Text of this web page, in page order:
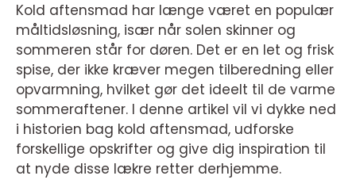
Kold aftensmad har længe været en populær
måltidsløsning, især når solen skinner og
sommeren står for døren. Det er en let og frisk
spise, der ikke kræver megen tilberedning eller
opvarmning, hvilket gør det ideelt til de varme
sommeraftener. I denne artikel vil vi dykke ned
i historien bag kold aftensmad, udforske
forskellige opskrifter og give dig inspiration til
at nyde disse lækre retter derhjemme.